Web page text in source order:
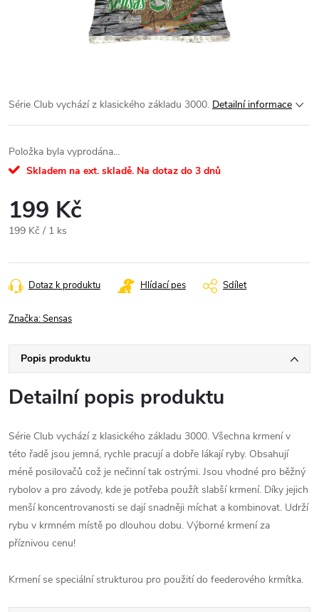
Série Club vychází z klasického základu 3000. Detailní informace
Položka byla vyprodána…
Skladem na ext. skladě. Na dotaz do 3 dnů
199 Kč
Měrná
199 Kč / 1 ks
Dotaz k produktu Hlídací pes Sdílet
Značka:Sensas
Popis produktu
Detailní popis produktu
Série Club vychází z klasického základu 3000. Všechna krmení v
této řadě jsou jemná, rychle pracují a dobře lákají ryby. Obsahují
méně posilovačů což je nečinní tak ostrými. Jsou vhodné pro běžný
rybolov a pro závody, kde je potřeba použít slabší krmení. Díky jejich
menší koncentrovanosti se dají snadněji míchat a kombinovat. Udrží
rybu v krmném místě po dlouhou dobu. Výborné krmení za
příznivou cenu!
Krmení se speciální strukturou pro použití do feederového krmítka.